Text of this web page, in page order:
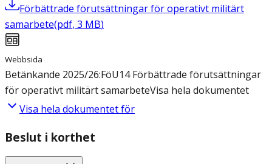
Förbättrade förutsättningar för operativt militärt
samarbete(pdf, 3 MB)
Webbsida
Betänkande 2025/26:FöU14 Förbättrade förutsättningar
för operativt militärt samarbeteVisa hela dokumentet
Visa hela dokumentet för
Beslut i korthet